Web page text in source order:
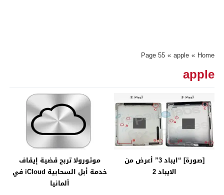
Home
»
apple
»
Page 55
apple
[صورة] “ايباد 3” أعرض من
الايباد 2
موتورولا تربح قضية إيقاف
خدمة أبل السحابية iCloud في
ألمانيا